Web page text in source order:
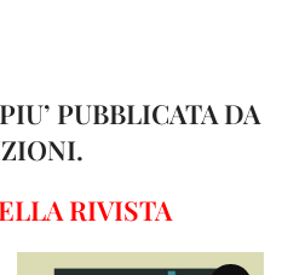
PUBBLICATA DA
RIVISTA